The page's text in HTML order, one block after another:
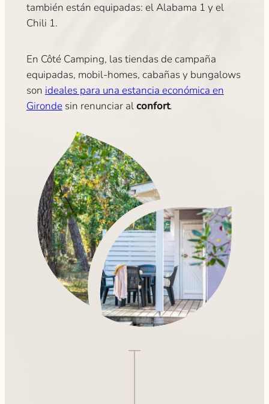
también están equipadas: el Alabama 1 y el
Chili 1.
En Côté Camping, las tiendas de campaña
equipadas, mobil-homes, cabañas y bungalows
son ideales para una estancia económica en
Girondesin renunciar alconfort.